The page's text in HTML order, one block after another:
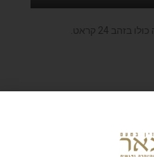
24 קראט.
שכן אין בעולם גריל
קוורץ וכולל שישה מבערים